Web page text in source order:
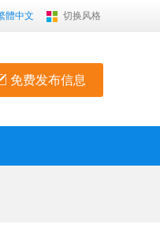
體中文 切换风格
免费发布信息